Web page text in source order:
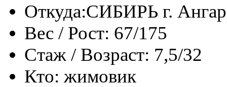
Откуда:СИБИРЬ г.
Вес / Рост: 67/175
Стаж / Возраст: 7,5/32
Кто: жимовик